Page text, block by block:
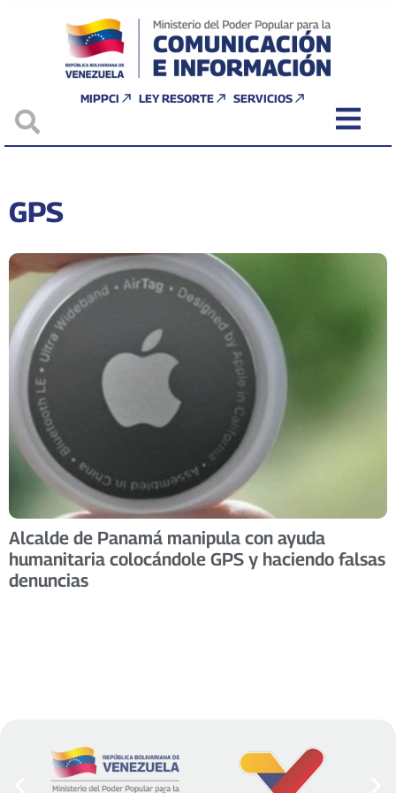
MIPPCI LEY RESORTE SERVICIOS
GPS
Alcalde de Panamá manipula con ayuda
humanitaria colocándole GPS y haciendo falsas
denuncias